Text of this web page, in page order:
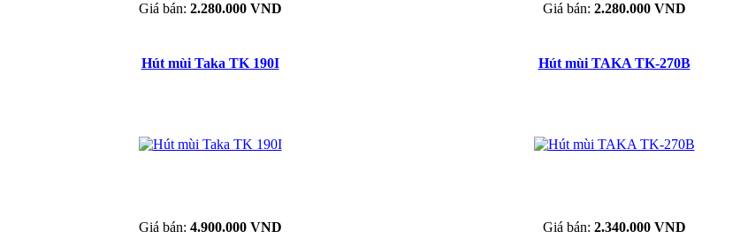
Giá bán: 2.280.000 VND Giá bán: 2.280.000 VND
Hút mùi Taka TK 190I
Giá bán: 4.900.000 VND
Hút mùi TAKA TK-270B
Giá bán: 2.340.000 VND